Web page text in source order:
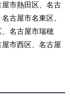
市熱田区、名古
古屋市名東区、
名古屋市瑞穂
市西区、名古屋